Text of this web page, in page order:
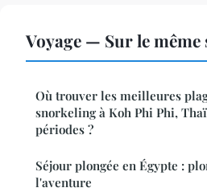
Voyage — Sur le même
Où trouver les meilleures
snorkeling à Koh Phi Phi,
périodes ?
Séjour plongée en Égypte :
l'aventure